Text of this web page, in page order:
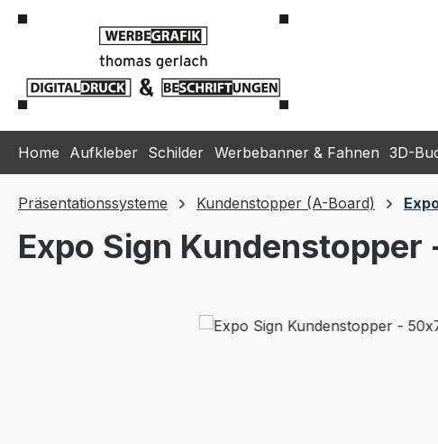
Hauptinhalt springen
Zur Suche springen
Zur Hauptnavigation springen
Home Aufkleber Schilder Werbebanner & Fahnen 3D-
Präsentationssysteme Kundenstopper (A-Board)
Expo Sign